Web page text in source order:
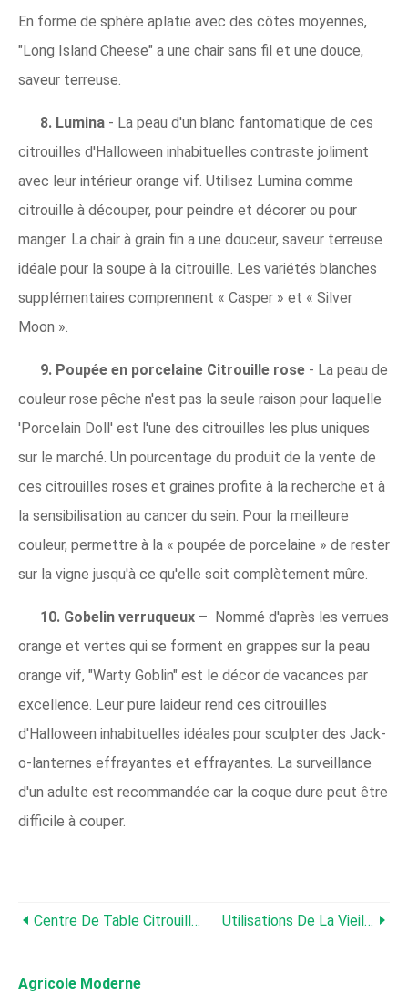
En forme de sphère aplatie avec des côtes moyennes,
"Long Island Cheese" a une chair sans fil et une douce,
saveur terreuse.
8. Lumina - La peau d'un blanc fantomatique de ces
citrouilles d'Halloween inhabituelles contraste joliment
avec leur intérieur orange vif. Utilisez Lumina comme
citrouille à découper, pour peindre et décorer ou pour
manger. La chair à grain fin a une douceur, saveur terreuse
idéale pour la soupe à la citrouille. Les variétés blanches
supplémentaires comprennent « Casper » et « Silver
Moon ».
9. Poupée en porcelaine Citrouille rose - La peau de
couleur rose pêche n'est pas la seule raison pour laquelle
'Porcelain Doll' est l'une des citrouilles les plus uniques
sur le marché. Un pourcentage du produit de la vente de
ces citrouilles roses et graines profite à la recherche et à
la sensibilisation au cancer du sein. Pour la meilleure
couleur, permettre à la « poupée de porcelaine » de rester
sur la vigne jusqu'à ce qu'elle soit complètement mûre.
10. Gobelin verruqueux – Nommé d'après les verrues
orange et vertes qui se forment en grappes sur la peau
orange vif, "Warty Goblin" est le décor de vacances par
excellence. Leur pure laideur rend ces citrouilles
d'Halloween inhabituelles idéales pour sculpter des Jack-
o-lanternes effrayantes et effrayantes. La surveillance
d'un adulte est recommandée car la coque dure peut être
difficile à couper.
Centre De Table Citrouille Floral À Faire Soi-Même Utilisations De La Vieille Citrouille :des Moyens Créatifs Pour Se Débarrasser Des Citrouilles
Agricole Moderne